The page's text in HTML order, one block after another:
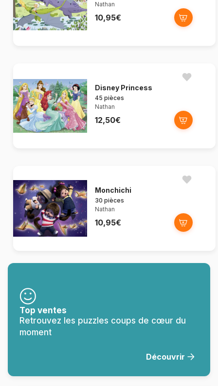
Nathan
10,95€
Disney Princess
45 pièces
Nathan
12,50€
Monchichi
30 pièces
Nathan
10,95€
Top ventes
Retrouvez les puzzles coups de cœur du
moment
Découvrir